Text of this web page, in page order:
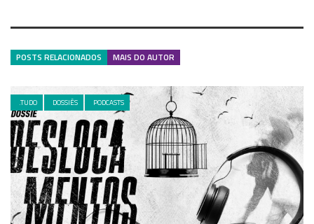
POSTS RELACIONADOS MAIS DO AUTOR
.TUDO DOSSIÊS PODCASTS